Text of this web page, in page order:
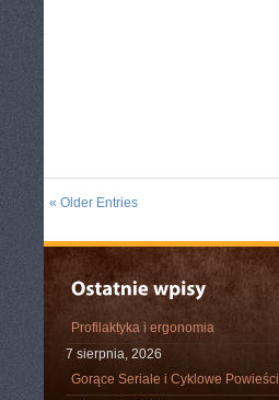
« Older Entries
Profilaktyka i ergonomia
7 sierpnia, 2026
Gorące Seriale i Cyklowe Powieści